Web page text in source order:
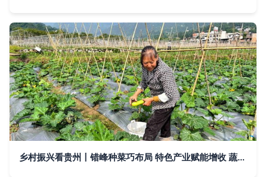
乡村振兴看贵州丨错峰种菜巧布局 特色产业赋能增收 蔬菜瓜果种植及采摘服务